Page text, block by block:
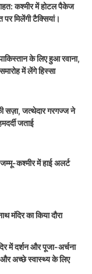
कश्मीर में होटल पैकेज
मिलेंगी टैक्सियां।
के लिए हुआ रवाना,
में लेंगे हिस्सा
सज़ा, जत्थेदार गरगज्ज ने
जताई
कश्मीर में हाई अलर्ट
मंदिर का किया दौरा
में दर्शन और पूजा-अर्चना
अच्छे स्वास्थ्य के लिए